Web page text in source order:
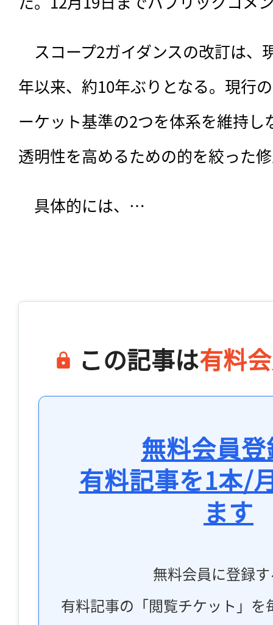
スコープ2ガイダンスの改訂は、
年以来、約10年ぶりとなる。現行
ーケット基準の2つを体系を維持
透明性を高めるための的を絞った
具体的には、…
この記事は有料
無料会員
有料記事を1本/
ます
無料会員に登録
有料記事の「閲覧チケット」